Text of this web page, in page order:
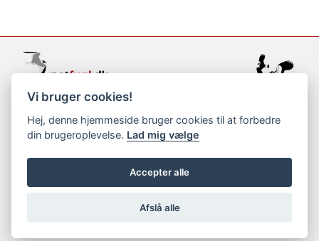
support@netfugl.dk
copyright © 2002-2023
Vi bruger cookies!
Hej, denne hjemmeside bruger cookies til at forbedre
din brugeroplevelse. Lad mig vælge
Accepter alle
Afslå alle